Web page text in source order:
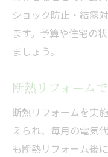
ショック防止・結露
ます。予算や住宅の
ましょう。
断熱リフォーム
断熱リフォームを実
えられ、毎月の電気
も断熱リフォーム後